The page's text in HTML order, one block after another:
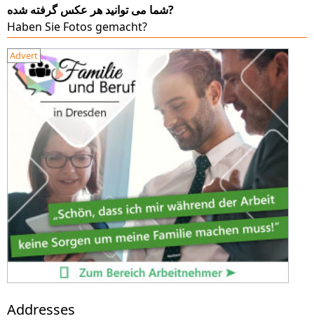
شما می توانید هر عکس گرفته شده?
Haben Sie Fotos gemacht?
Advert
Addresses